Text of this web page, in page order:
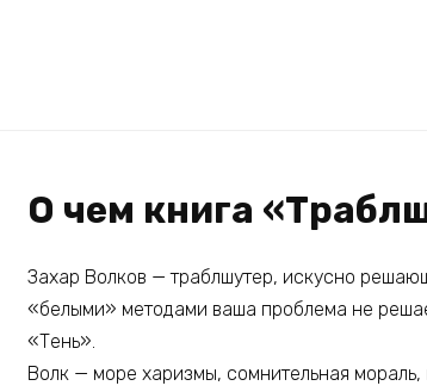
О чем книга
Захар Волков — траблшутер, искусно
«белыми» методами ваша проблема не
«Тень».
Волк — море харизмы, сомнительная